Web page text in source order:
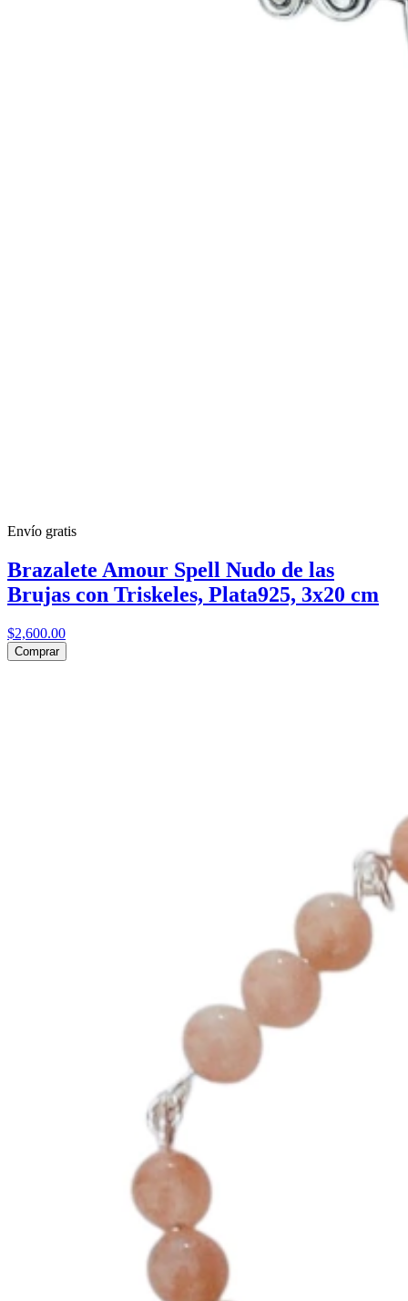
Envío gratis
Brazalete Amour Spell Nudo de las
Brujas con Triskeles, Plata925, 3x20 cm
$2,600.00
Comprar